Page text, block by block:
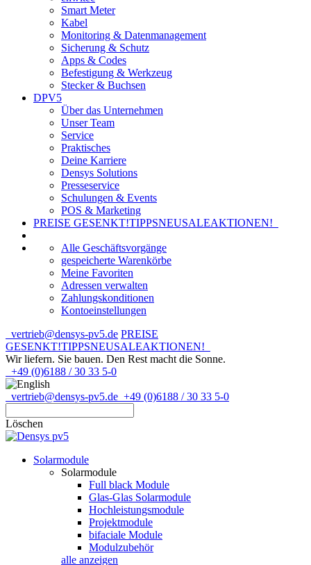
Smart Meter
Kabel
Monitoring & Datenmanagement
Sicherung & Schutz
Apps & Codes
Befestigung & Werkzeug
Stecker & Buchsen
DPV5
Über das Unternehmen
Unser Team
Service
Praktisches
Deine Karriere
Densys Solutions
Presseservice
Schulungen & Events
POS & Marketing
PREISE GESENKT!TIPPSNEUSALEAKTIONEN!
Alle Geschäftsvorgänge
gespeicherte Warenkörbe
Meine Favoriten
Adressen verwalten
Zahlungskonditionen
Kontoeinstellungen
vertrieb@densys-pv5.de PREISE
GESENKT!TIPPSNEUSALEAKTIONEN!
Wir liefern. Sie bauen. Den Rest macht die Sonne.
+49 (0)6188 / 30 33 5-0
vertrieb@densys-pv5.de +49 (0)6188 / 30 33 5-0
Löschen
Solarmodule
Solarmodule
Full black Module
Glas-Glas Solarmodule
Hochleistungsmodule
Projektmodule
bifaciale Module
Modulzubehör
alle anzeigen